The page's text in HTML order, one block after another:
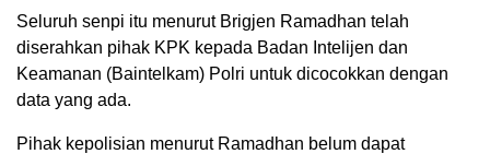
Seluruh senpi itu menurut Brigjen Ramadhan telah
diserahkan pihak KPK kepada Badan Intelijen dan
Keamanan (Baintelkam) Polri untuk dicocokkan dengan
data yang ada.
Pihak kepolisian menurut Ramadhan belum dapat